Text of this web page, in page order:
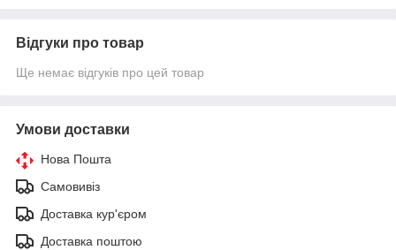
Відгуки про товар
Ще немає відгуків про цей товар
Умови доставки
Нова Пошта
Самовивіз
Доставка кур'єром
Доставка поштою